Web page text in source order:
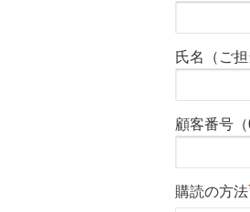
氏名（ご担
顧客番号
購読の方法